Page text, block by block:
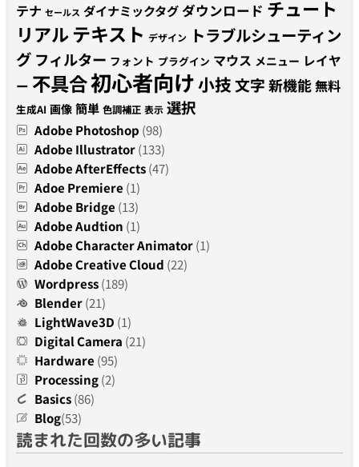
テナ セールス ダイナミックタグダウンロード チュート
リアルテキスト デザイン トラブルシューティン
グ フィルター フォント プラグイン マウス メニュー レイヤ
ー 不具合初心者向け小技文字新機能無料
生成AI 画像 簡単 色調補正 表示 選択
Adobe Photoshop (98)
Adobe Illustrator(133)
Adobe AfterEffects(47)
Adoe Premiere (1)
Adobe Bridge (13)
Adobe Audtion (1)
Adobe Character Animator(1)
Adobe Creative Cloud (22)
Wordpress(189)
Blender(21)
LightWave3D (1)
Digital Camera (21)
Hardware (95)
Processing(2)
Basics(86)
Blog(53)
読まれた回数の多い記事